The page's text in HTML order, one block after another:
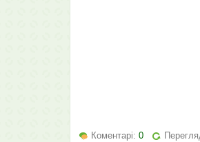
Коментарі: 0